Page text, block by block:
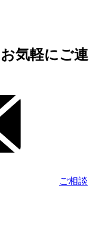
気軽にご連
ご相談